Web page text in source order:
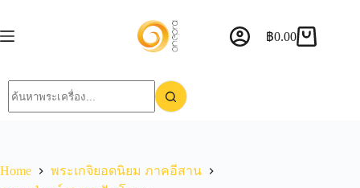
฿0.00
Home
พระเกจิยอดนิยม ภาคอีสาน